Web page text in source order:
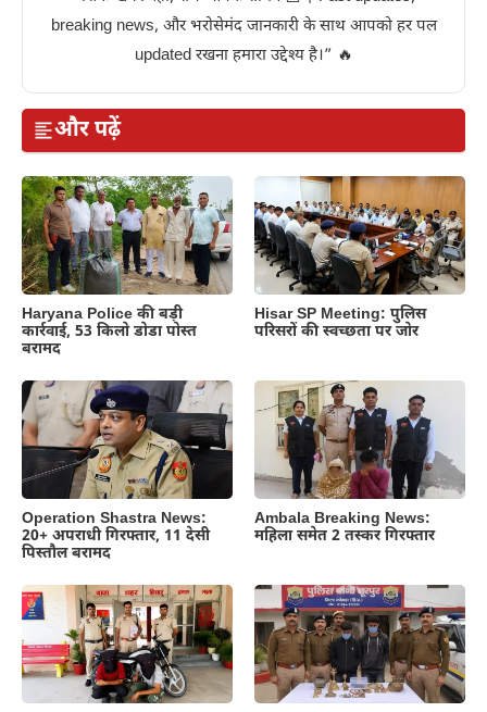
breaking news, और भरोसेमंद जानकारी के साथ आपको हर पल
updated रखना हमारा उद्देश्य है।” 🔥
और पढ़ें
Haryana Police की बड़ी
कार्रवाई, 53 किलो डोडा पोस्त
बरामद
Hisar SP Meeting: पुलिस
परिसरों की स्वच्छता पर जोर
Operation Shastra News:
20+ अपराधी गिरफ्तार, 11 देसी
पिस्तौल बरामद
Ambala Breaking News:
महिला समेत 2 तस्कर गिरफ्तार